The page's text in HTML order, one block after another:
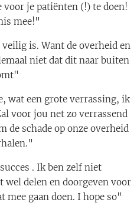
je patiënten (!) te doen!
mee!"
is. Want de overheid en
niet dat dit naar buiten
wat een grote verrassing, ik
voor jou net zo verrassend
de schade op onze overheid
. Ik ben zelf niet
wel delen en doorgeven voor
mee gaan doen. I hope so"